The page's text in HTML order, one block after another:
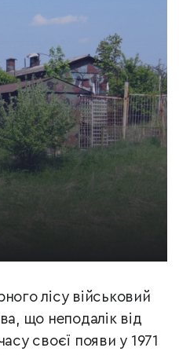
лісу військовий
що неподалік від
своєї появи у 1971